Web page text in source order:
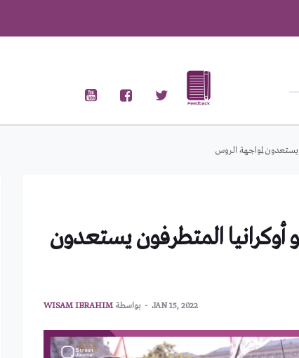
يستعدون لمواجهة الروس
أوكرانيا المتطرفون يستعدون
JAN 15, 2022 بواسطةWISAM IBRAHIM